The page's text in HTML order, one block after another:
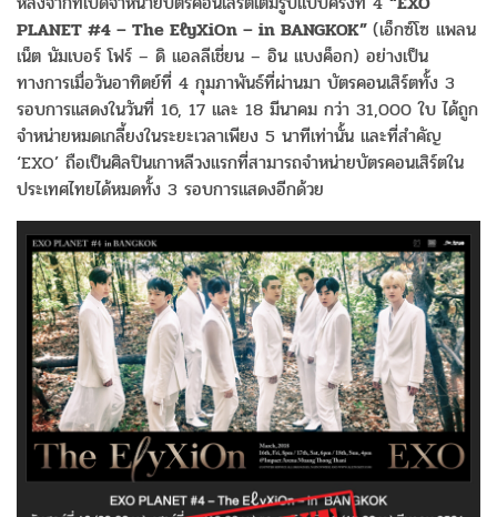
PLANET #4 – The EℓyXiOn – in BANGKOK” (เอ็กซ์โซ แพลน
เน็ต นัมเบอร์ โฟร์ – ดิ แอลลีเชี่ยน – อิน แบงค็อก) อย่างเป็น
ทางการเมื่อวันอาทิตย์ที่ 4 กุมภาพันธ์ที่ผ่านมา บัตรคอนเสิร์ตทั้ง 3
รอบการแสดงในวันที่ 16, 17 และ 18 มีนาคม กว่า 31,000 ใบ ได้ถูก
จำหน่ายหมดเกลี้ยงในระยะเวลาเพียง 5 นาทีเท่านั้น และที่สำคัญ
‘EXO’ ถือเป็นศิลปินเกาหลีวงแรกที่สามารถจำหน่ายบัตรคอนเสิร์ตใน
ประเทศไทยได้หมดทั้ง 3 รอบการแสดงอีกด้วย